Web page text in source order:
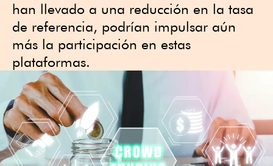
han llevado a una reducción en la tasa
de referencia, podrían impulsar aún
más la participación en estas
plataformas.